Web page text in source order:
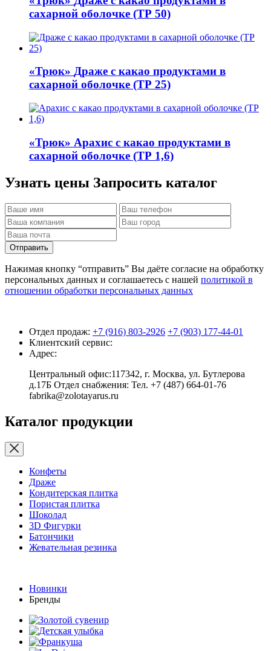
сахарной оболочке (ТР 50)
«Трюк» Драже с какао продуктами в
сахарной оболочке (ТР 25)
«Трюк» Арахис с какао продуктами в
сахарной оболочке (ТР 1,6)
Узнать цены Запросить каталог
Отправить
Нажимая кнопку “отправить” Вы даёте согласие на обработку
персональных данных и соглашаетесь с нашей политикой в
отношении обработки персональных данных
Отдел продаж: +7 (916) 803-2926 +7 (903) 177-44-01
Клиентский сервис:
Адрес:
Центральный офис:117342, г. Москва, ул. Бутлерова
д.17Б Отдел снабжения: Тел. +7 (487) 664-01-76
fabrika@zolotayarus.ru
Каталог продукции
Конфеты
Драже
Кондитерская плитка
Пористая плитка
Шоколад
3D Фигурки
Батончики
Жевательная резинка
Новинки
Бренды